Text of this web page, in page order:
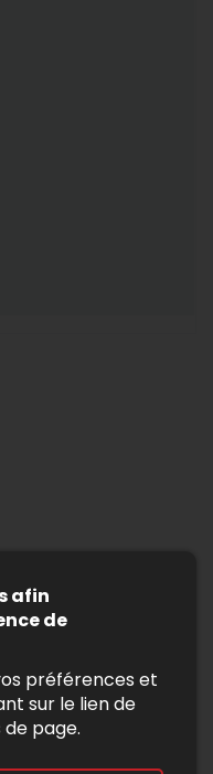
du moteur
afin
de
préférences et
sur le lien de
page.